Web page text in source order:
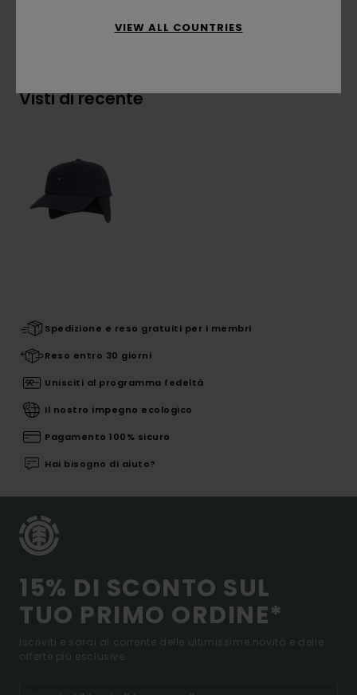
Spedizioni e Resi
Visti di recente
Spedizione e reso gratuiti per i membri
Reso entro 30 giorni
Unisciti al programma fedeltà
Il nostro impegno ecologico
Pagamento 100% sicuro
Hai bisogno di aiuto?
15% DI SCONTO SUL
TUO PRIMO ORDINE*
Iscriviti e sarai al corrente delle ultimissime novità e delle
offerte più esclusive.
VIEW ALL COUNTRIES